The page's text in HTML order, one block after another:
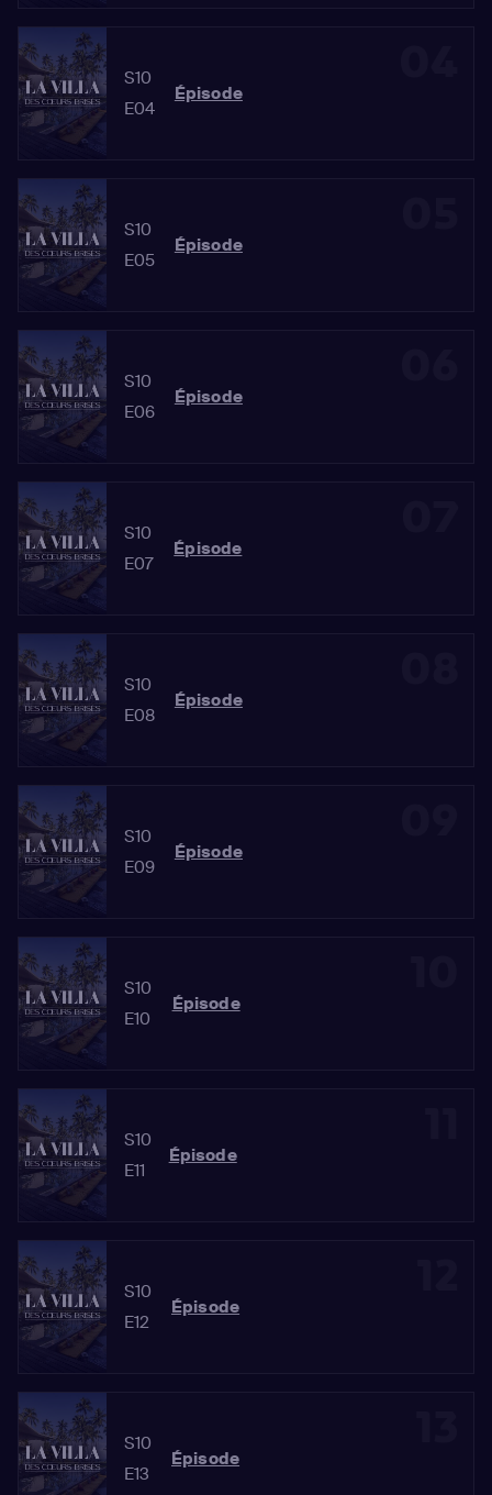
S10
E04
Épisode
S10
E05
Épisode
S10
E06
Épisode
S10
E07
Épisode
S10
E08
Épisode
S10
E09
Épisode
S10
E10
Épisode
S10
E11
Épisode
S10
E12
Épisode
S10
E13
Épisode